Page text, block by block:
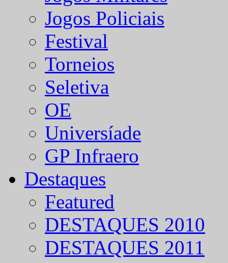
Jogos Policiais
Festival
Torneios
Seletiva
OE
Universíade
GP Infraero
Destaques
Featured
DESTAQUES 2010
DESTAQUES 2011